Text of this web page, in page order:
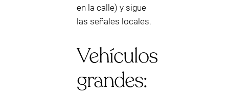
en la calle) y sigue
las señales locales.
Vehículos
grandes: